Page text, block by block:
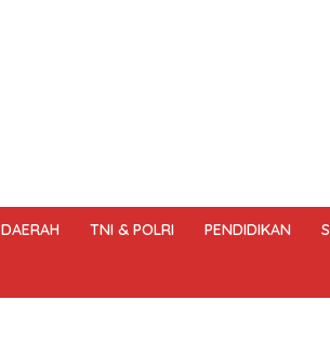
DAERAH TNI & POLRI PENDIDIKAN